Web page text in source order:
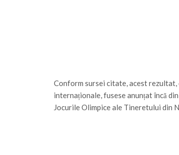
Conform sursei citate, acest
internaționale, fusese anunțat încă
Jocurile Olimpice ale Tineretului din